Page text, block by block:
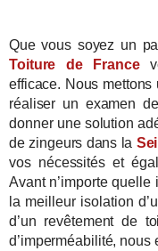
Que vous soyez un
Toiture de France
efficace. Nous mettons
réaliser un examen
donner une solution
de zingeurs dans la
vos nécessités et
Avant n’importe
la meilleur isolation
d’un revêtement de
d’imperméabilité,